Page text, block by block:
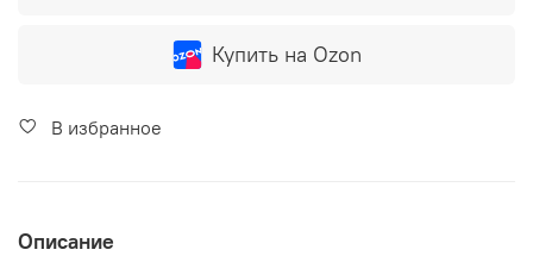
Купить на Ozon
В избранное
Описание